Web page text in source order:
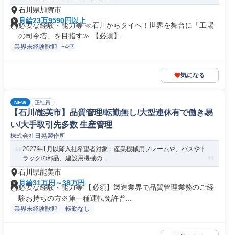
石川県加賀市
月給23万9590円以上
必要な経験・能力等 ≪石川からタイへ！世界を舞台に「工場
の司令塔」を目指す≫ 【必須】...
業界未経験歓迎 +4個
気になる
NEW 正社員
【石川/能美市】品質管理/転勤無し/大型連休有で働き易
い/大手取引先多数 生産管理
株式会社日晃製作所
2027年1月以降入社希望者対象：産業機械用フレームや、バスやト
ラックの部品、建設用機械の...
石川県能美市
月給31万円～38万円
必要な経験・能力等 【必須】製造業界で品質管理業務のご経
験お持ちの方※第一種運転免許普...
業界未経験歓迎 転勤なし